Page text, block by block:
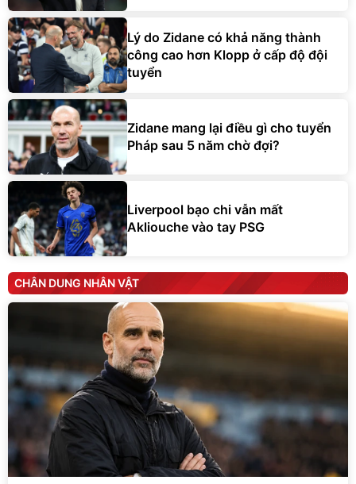
Lý do Zidane có khả năng thành
công cao hơn Klopp ở cấp độ đội
tuyển
Zidane mang lại điều gì cho tuyển
Pháp sau 5 năm chờ đợi?
Liverpool bạo chi vẫn mất
Akliouche vào tay PSG
CHÂN DUNG NHÂN VẬT